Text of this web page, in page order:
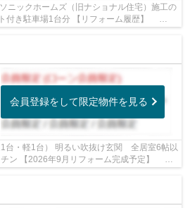
ニックホームズ（旧ナショナル住宅）施工の
付き駐車場1台分 【リフォーム履歴】
会員登録をして限定物件を見る
台・軽1台） 明るい吹抜け玄関 全居室6帖以
ン 【2026年9月リフォーム完成予定】 水
イレ・洗面、内装：...